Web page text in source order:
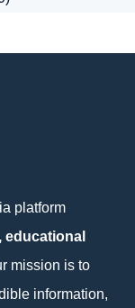
platform
educational
mission is to
information,